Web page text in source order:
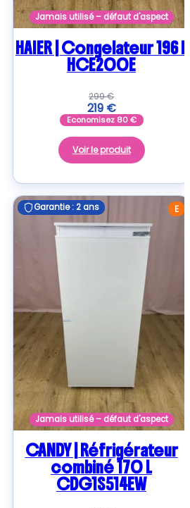
Jamais utilisé – défaut d'aspect
HAIER | Congelateur 196 L
HCE200E
299€
219 €
Economisez 80€
Voir le produit
E
Garantie : 2 ans
Jamais utilisé – défaut d'aspect
Garantie : 2 ans
CANDY | Réfrigérateur
combiné 170 L
CDG1S514EW